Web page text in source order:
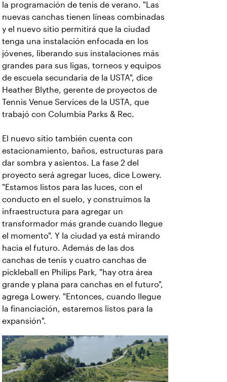
la programación de tenis de verano. "Las
nuevas canchas tienen líneas combinadas
y el nuevo sitio permitirá que la ciudad
tenga una instalación enfocada en los
jóvenes, liberando sus instalaciones más
grandes para sus ligas, torneos y equipos
de escuela secundaria de la USTA", dice
Heather Blythe, gerente de proyectos de
Tennis Venue Services de la USTA, que
trabajó con Columbia Parks & Rec.
El nuevo sitio también cuenta con
estacionamiento, baños, estructuras para
dar sombra y asientos. La fase 2 del
proyecto será agregar luces, dice Lowery.
"Estamos listos para las luces, con el
conducto en el suelo, y construimos la
infraestructura para agregar un
transformador más grande cuando llegue
el momento". Y la ciudad ya está mirando
hacia el futuro. Además de las dos
canchas de tenis y cuatro canchas de
pickleball en Philips Park, "hay otra área
grande y plana para canchas en el futuro",
agrega Lowery. "Entonces, cuando llegue
la financiación, estaremos listos para la
expansión".